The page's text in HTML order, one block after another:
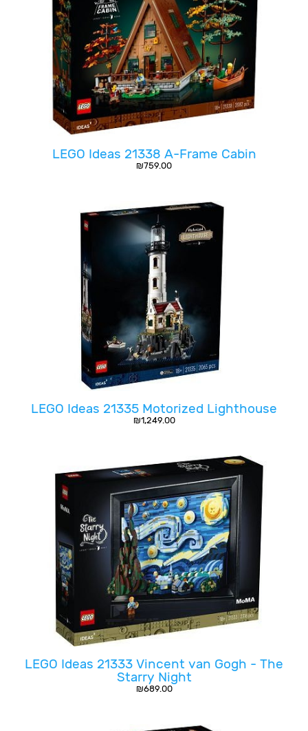
LEGO Ideas 21338 A-Frame Cabin
₪759.00
LEGO Ideas 21335 Motorized Lighthouse
₪1,249.00
LEGO Ideas 21333 Vincent van Gogh - The
Starry Night
₪689.00